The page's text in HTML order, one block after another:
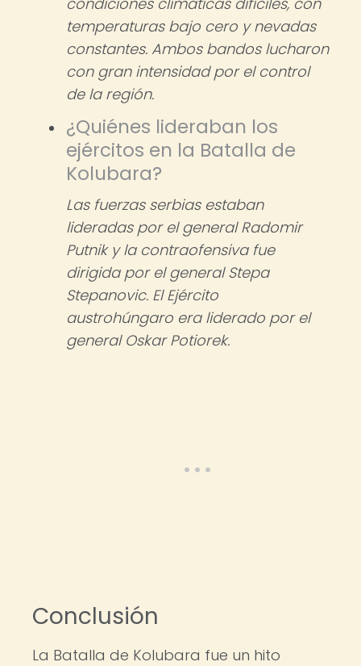
temperaturas bajo cero y nevadas
constantes. Ambos bandos lucharon
con gran intensidad por el control
de la región.
¿Quiénes lideraban los
ejércitos en la Batalla de
Kolubara?
Las fuerzas serbias estaban
lideradas por el general Radomir
Putnik y la contraofensiva fue
dirigida por el general Stepa
Stepanovic. El Ejército
austrohúngaro era liderado por el
general Oskar Potiorek.
Conclusión
La Batalla de Kolubara fue un hito